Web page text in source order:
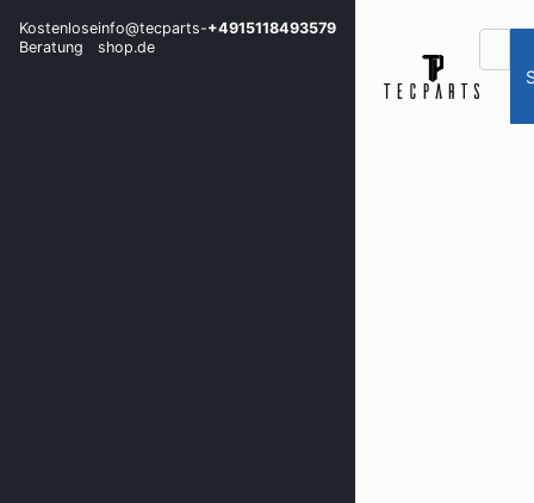
Kostenlose
Beratung
info@tecparts-
shop.de
+4915118493579